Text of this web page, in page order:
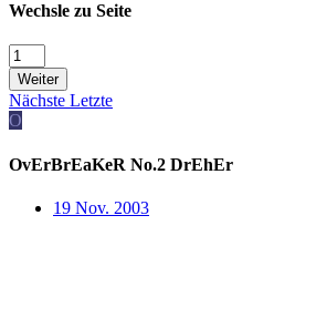
Wechsle zu Seite
Weiter
Nächste Letzte
O
OvErBrEaKeR No.2 DrEhEr
19 Nov. 2003